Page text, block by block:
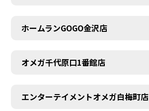
ホームランGOGO金沢店
オメガ千代原口1番館店
エンターテイメントオメガ白梅町店